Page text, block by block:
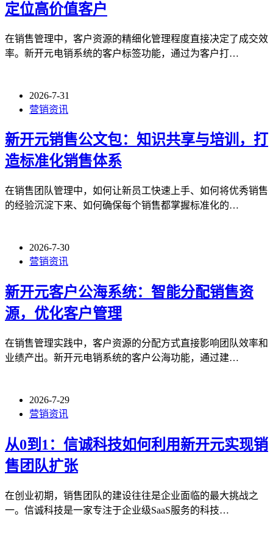
定位高价值客户
在销售管理中，客户资源的精细化管理程度直接决定了成交效
率。新开元电销系统的客户标签功能，通过为客户打…
2026-7-31
营销资讯
新开元销售公文包：知识共享与培训，打
造标准化销售体系
在销售团队管理中，如何让新员工快速上手、如何将优秀销售
的经验沉淀下来、如何确保每个销售都掌握标准化的…
2026-7-30
营销资讯
新开元客户公海系统：智能分配销售资
源，优化客户管理
在销售管理实践中，客户资源的分配方式直接影响团队效率和
业绩产出。新开元电销系统的客户公海功能，通过建…
2026-7-29
营销资讯
从0到1：信诚科技如何利用新开元实现销
售团队扩张
在创业初期，销售团队的建设往往是企业面临的最大挑战之
一。信诚科技是一家专注于企业级SaaS服务的科技…